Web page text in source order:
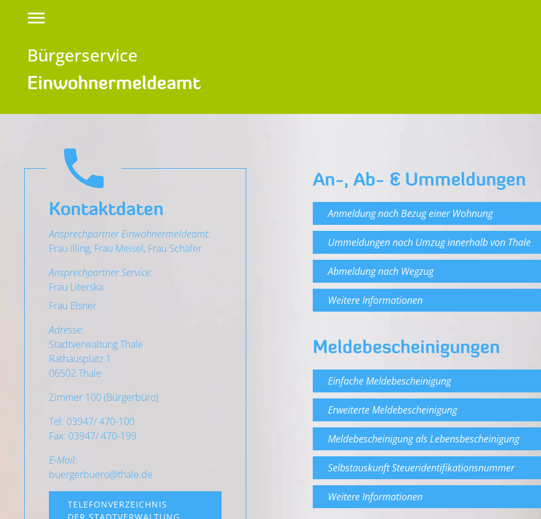
Bürgerservice
Einwohnermeldeamt
Kontaktdaten
Ansprechpartner Einwohnermeldeamt:
Frau Illing, Frau Meisel, Frau Schäfer
Ansprechpartner Service:
Frau Literska
Frau Elsner
Adresse:
Stadtverwaltung Thale
Rathausplatz 1
06502 Thale
Zimmer 100 (Bürgerbüro)
Tel: 03947/ 470-100
Fax: 03947/ 470-199
E-Mail:
buergerbuero@thale.de
TELEFONVERZEICHNIS
DER STADTVERWALTUNG
An-, Ab- & Ummeldungen
Anmeldung nach Bezug einer Wohnung
Ummeldungen nach Umzug innerhalb von Thale
Abmeldung nach Wegzug
Weitere Informationen
Meldebescheinigungen
Einfache Meldebescheinigung
Erweiterte Meldebescheinigung
Meldebescheinigung als Lebensbescheinigung
Selbstauskunft Steueridentifikationsnummer
Weitere Informationen